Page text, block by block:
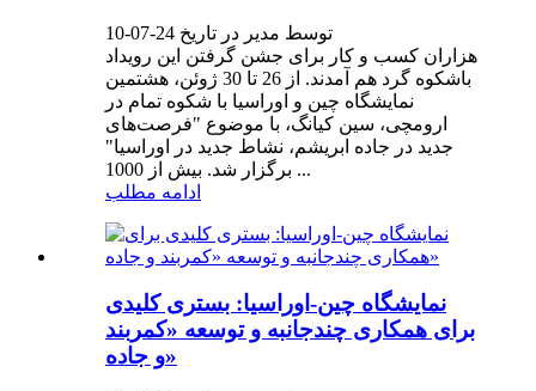
توسط مدیر در تاریخ 24-07-10
هزاران کسب و کار برای جشن گرفتن این رویداد
باشکوه گرد هم آمدند. از 26 تا 30 ژوئن، هشتمین
نمایشگاه چین و اوراسیا با شکوه تمام در
ارومچی، سین کیانگ، با موضوع "فرصت‌های
جدید در جاده ابریشم، نشاط جدید در اوراسیا"
برگزار شد. بیش از 1000 ...
ادامه مطلب
نمایشگاه چین-اوراسیا: بستری کلیدی
برای همکاری چندجانبه و توسعه «کمربند
و جاده»